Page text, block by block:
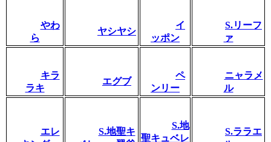
やわ
ら
ヤシヤシ
イ
ッポン
S.リーフ
ァ
キラ
ラキ
エグブ
ペ
ンリー
ニャラメ
ル
エレ
S.地聖キ
S.地
聖キュベレ
S.ララエ